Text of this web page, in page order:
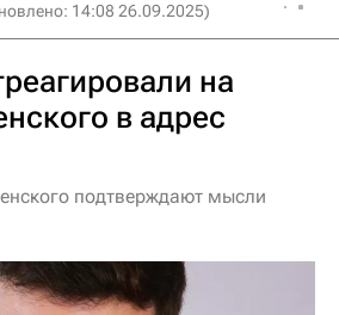
14:08 26.09.2025)
на
в адрес
подтверждают мысли